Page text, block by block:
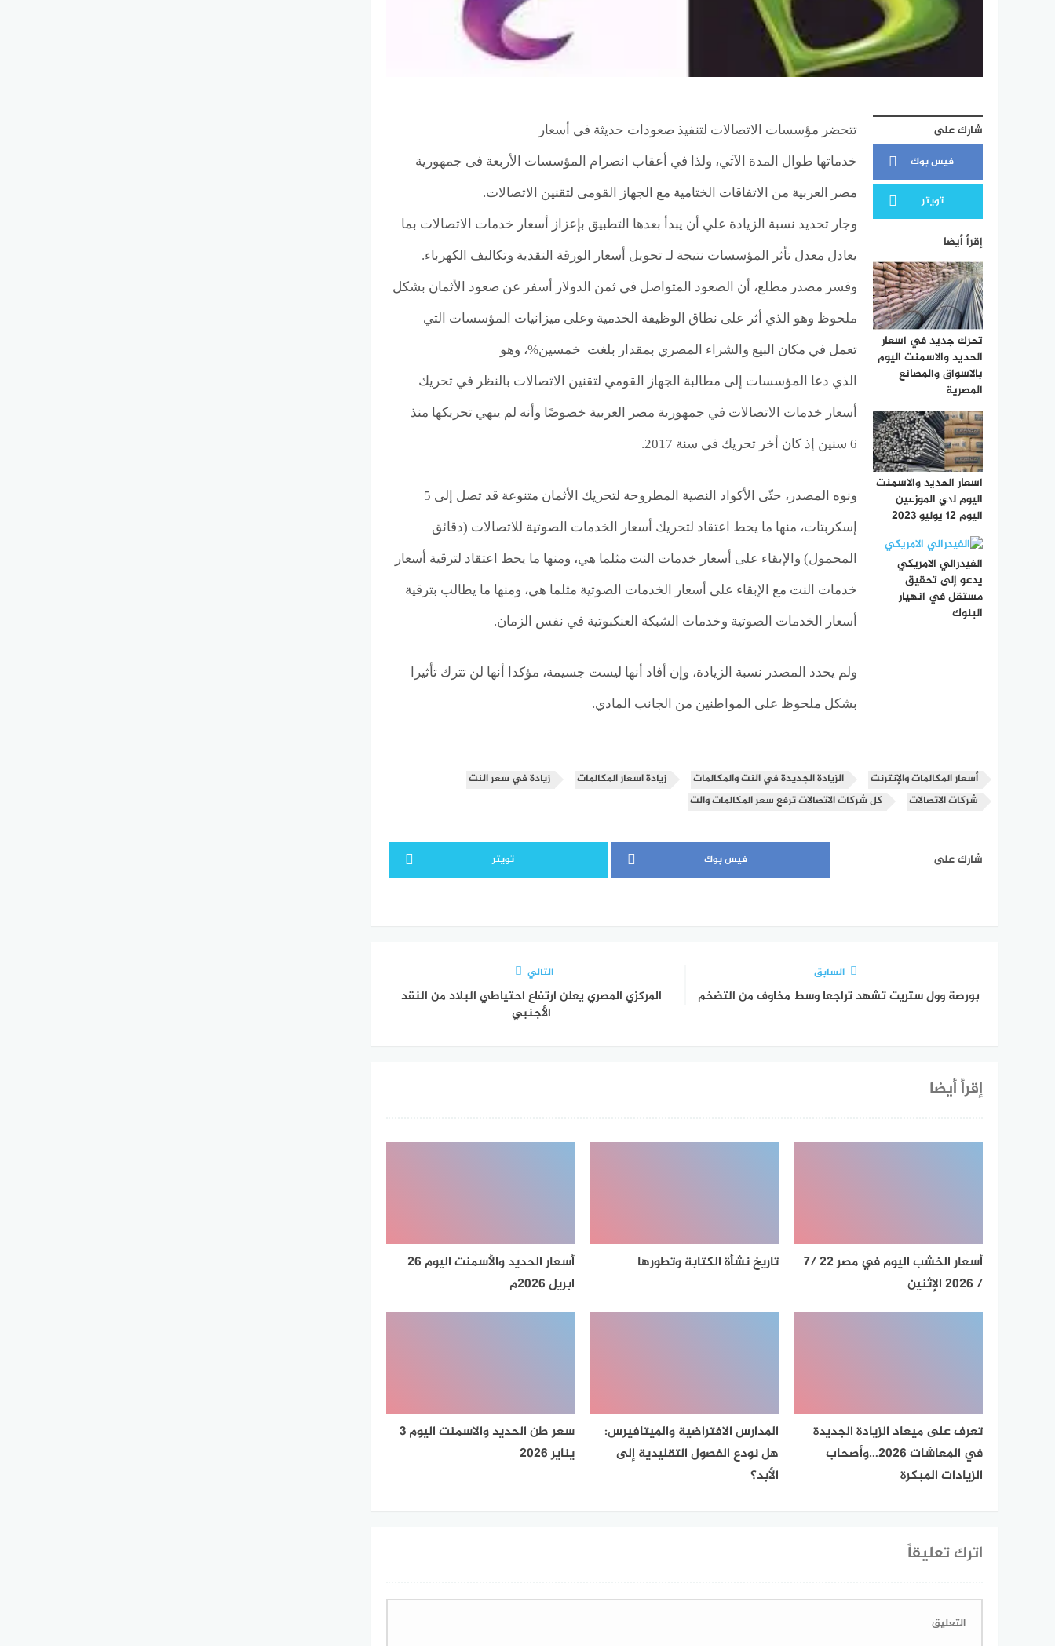
شارك على
فيس بوك
تويتر
إقرأ أيضا
تحرك جديد في اسعار
الحديد والاسمنت اليوم
بالاسواق والمصانع
المصرية
اسعار الحديد والاسمنت
اليوم لدي الموزعين
اليوم 12 يوليو 2023
الفيدرالي الامريكي
يدعو إلى تحقيق
مستقل في انهيار
البنوك
تتحضر مؤسسات الاتصالات لتنفيذ صعودات حديثة فى أسعار
خدماتها طوال المدة الآتي، ولذا في أعقاب انصرام المؤسسات الأربعة فى جمهورية
مصر العربية من الاتفاقات الختامية مع الجهاز القومى لتقنين الاتصالات.
وجار تحديد نسبة الزيادة علي أن يبدأ بعدها التطبيق بإعزاز أسعار خدمات الاتصالات بما
يعادل معدل تأثر المؤسسات نتيجة لـ تحويل أسعار الورقة النقدية وتكاليف الكهرباء.
وفسر مصدر مطلع، أن الصعود المتواصل في ثمن الدولار أسفر عن صعود الأثمان بشكل
ملحوظ وهو الذي أثر على نطاق الوظيفة الخدمية وعلى ميزانيات المؤسسات التي
تعمل في مكان البيع والشراء المصري بمقدار بلغت خمسين%، وهو
الذي دعا المؤسسات إلى مطالبة الجهاز القومي لتقنين الاتصالات بالنظر في تحريك
أسعار خدمات الاتصالات في جمهورية مصر العربية خصوصًا وأنه لم ينهي تحريكها منذ
6 سنين إذ كان أخر تحريك في سنة 2017.
ونوه المصدر، حتّى الأكواد النصية المطروحة لتحريك الأثمان متنوعة قد تصل إلى 5
إسكربتات، منها ما يحط اعتقاد لتحريك أسعار الخدمات الصوتية للاتصالات (دقائق
المحمول) والإبقاء على أسعار خدمات النت مثلما هي، ومنها ما يحط اعتقاد لترقية أسعار
خدمات النت مع الإبقاء على أسعار الخدمات الصوتية مثلما هي، ومنها ما يطالب بترقية
أسعار الخدمات الصوتية وخدمات الشبكة العنكبوتية في نفس الزمان.
ولم يحدد المصدر نسبة الزيادة، وإن أفاد أنها ليست جسيمة، مؤكدا أنها لن تترك تأثيرا
بشكل ملحوظ على المواطنين من الجانب المادي.
أسعار المكالمات والإنترنت الزيادة الجديدة في النت والمكالمات زيادة اسعار المكالمات
زيادة في سعر النت
شركات الاتصالات
كل شركات الاتصالات ترفع سعر المكالمات والت
شارك على فيس بوك تويتر
السابق
بورصة وول ستريت تشهد تراجعا وسط مخاوف من التضخم
التالي
المركزي المصري يعلن ارتفاع احتياطي البلاد من النقد
الأجنبي
إقرأ أيضا
أسعار الخشب اليوم في مصر 22 /7
/ 2026 الإثنين
تاريخ نشأة الكتابة وتطورها
أسعار الحديد والأسمنت اليوم 26
ابريل 2026م
تعرف على ميعاد الزيادة الجديدة
في المعاشات 2026…وأصحاب
الزيادات المبكرة
المدارس الافتراضية والميتافيرس:
هل نودع الفصول التقليدية إلى
الأبد؟
سعر طن الحديد والاسمنت اليوم 3
يناير 2026
اترك تعليقاً